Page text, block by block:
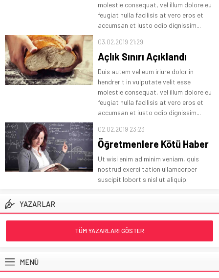
molestie consequat, vel illum dolore eu
feugiat nulla facilisis at vero eros et
accumsan et iusto odio dignissim...
03.02.2019 21:29
Açlık Sınırı Açıklandı
Duis autem vel eum iriure dolor in
hendrerit in vulputate velit esse
molestie consequat, vel illum dolore eu
feugiat nulla facilisis at vero eros et
accumsan et iusto odio dignissim...
02.02.2019 23:23
Öğretmenlere Kötü Haber
Ut wisi enim ad minim veniam, quis
nostrud exerci tation ullamcorper
suscipit lobortis nisl ut aliquip.
YAZARLAR
TÜM YAZARLARI GÖSTER
MENÜ